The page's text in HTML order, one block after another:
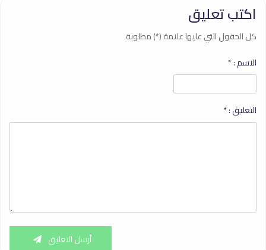
اكتب تعليق
كل الحقول التي عليها علامة (*) مطلوبة
الاسم :*
التعليق :*
أرسل التعليق